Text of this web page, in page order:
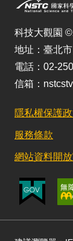
科技大觀園
地址：臺北
電話：02-
信箱：
隱私權保護
服務條款
網站資料開